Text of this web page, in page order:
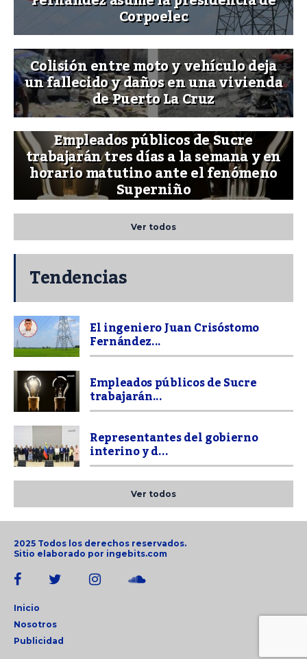
Corpoelec
Colisión entre moto y vehículo deja
un fallecido y daños en una vivienda
de Puerto La Cruz
Empleados públicos de Sucre
trabajarán tres días a la semana y en
horario matutino ante el fenómeno
Superniño
Ver todos
Tendencias
El ingeniero Juan Crisóstomo
Fernández...
Empleados públicos de Sucre
trabajarán...
Representantes del gobierno
interino y d...
Ver todos
2025 Todos los derechos reservados.
Sitio elaborado por ingebits.com
Inicio
Nosotros
Publicidad